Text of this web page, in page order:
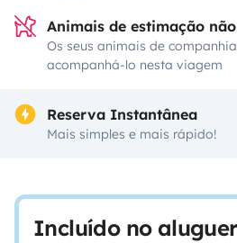
Animais de estimação
Os seus animais de
acompanhá-lo nesta viagem
Reserva Instantânea
Mais simples e mais rápido!
Incluído no